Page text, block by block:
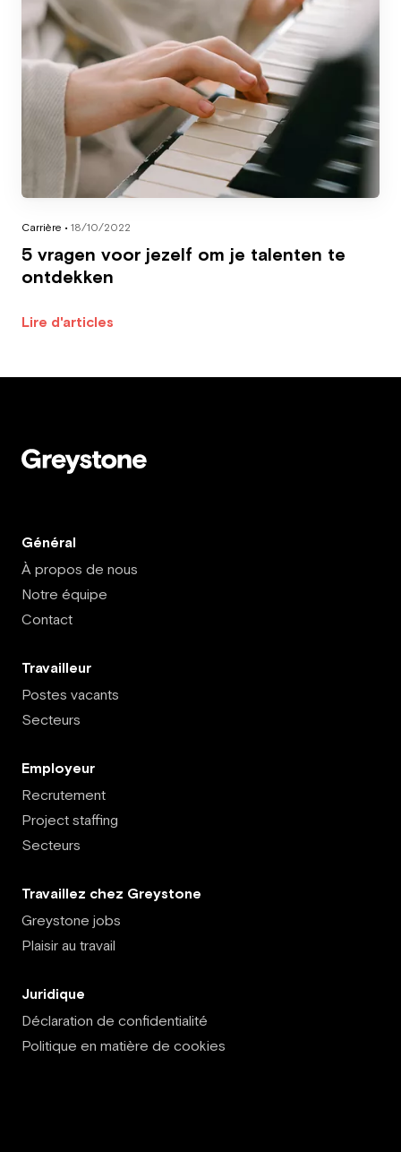
Carrière • 18/10/2022
5 vragen voor jezelf om je talenten te
ontdekken
Lire d'articles
Général
À propos de nous
Notre équipe
Contact
Travailleur
Postes vacants
Secteurs
Employeur
Recrutement
Project staffing
Secteurs
Travaillez chez Greystone
Greystone jobs
Plaisir au travail
Juridique
Déclaration de confidentialité
Politique en matière de cookies